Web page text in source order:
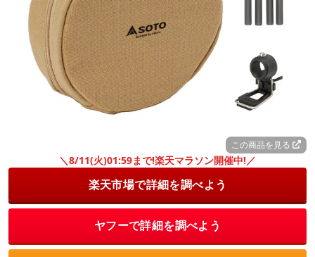
この商品を見る
＼8/11(火)01:59まで!楽天マラソン開催中!／
楽天市場で詳細を調べよう
ヤフーで詳細を調べよう